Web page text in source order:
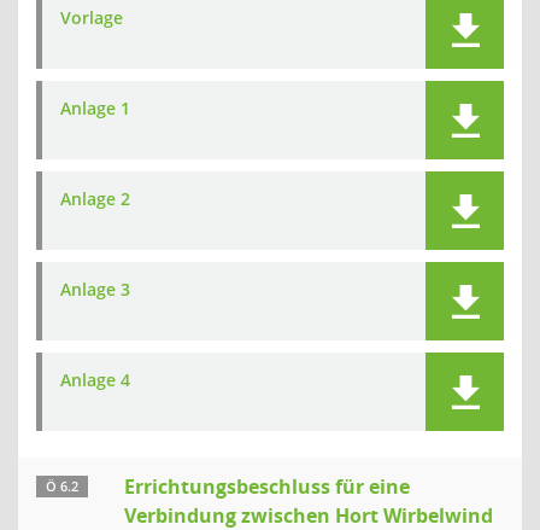
Vorlage
Anlage 1
Anlage 2
Anlage 3
Anlage 4
Ö 6.2
Errichtungsbeschluss für eine
Verbindung zwischen Hort Wirbelwind